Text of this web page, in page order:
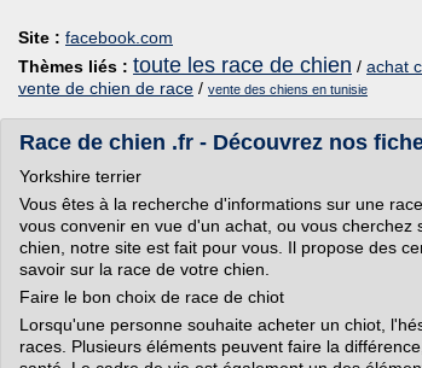
Site : facebook.com
Thèmes liés : toute les race de chien / achat
vente de chien de race / vente des chiens en tunisie
Race de chien .fr - Découvrez nos
Yorkshire terrier
Vous êtes à la recherche d'informations sur une
vous convenir en vue d'un achat, ou vous
chien, notre site est fait pour vous. Il propose des
savoir sur la race de votre chien.
Faire le bon choix de race de chiot
Lorsqu'une personne souhaite acheter un chiot,
races. Plusieurs éléments peuvent faire la